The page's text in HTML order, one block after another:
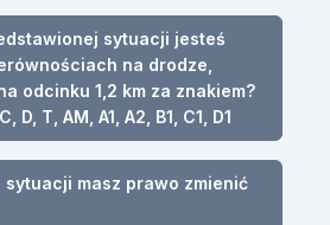
sytuacji jesteś
na drodze,
odcinku 1,2 km za znakiem?
D, T, AM, A1, A2, B1, C1, D1
masz prawo zmienić